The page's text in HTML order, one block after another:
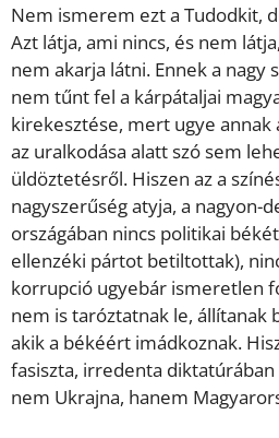
Nem ismerem ezt a Tudodkit,
Azt látja, ami nincs, és nem
nem akarja látni. Ennek a nagy
nem tűnt fel a kárpátaljai
kirekesztése, mert ugye annak
az uralkodása alatt szó sem
üldöztetésről. Hiszen az a
nagyszerűség atyja, a nagyon-
országában nincs politikai
ellenzéki pártot betiltottak),
korrupció ugyebár ismeretlen
nem is taróztatnak le, állítanak
akik a békéért imádkoznak.
fasiszta, irredenta
nem Ukrajna, hanem